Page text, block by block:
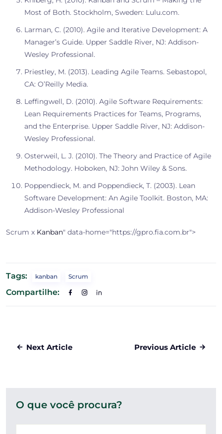
Most of Both. Stockholm, Sweden: Lulu.com.
Larman, C. (2010). Agile and Iterative Development: A
Manager’s Guide. Upper Saddle River, NJ: Addison-
Wesley Professional.
Priestley, M. (2013). Leading Agile Teams. Sebastopol,
CA: O’Reilly Media.
Leffingwell, D. (2010). Agile Software Requirements:
Lean Requirements Practices for Teams, Programs,
and the Enterprise. Upper Saddle River, NJ: Addison-
Wesley Professional.
Osterweil, L. J. (2010). The Theory and Practice of Agile
Methodology. Hoboken, NJ: John Wiley & Sons.
Poppendieck, M. and Poppendieck, T. (2003). Lean
Software Development: An Agile Toolkit. Boston, MA:
Addison-Wesley Professional
Scrum x Kanban" data-home="https://gpro.fia.com.br">
Tags: kanban Scrum
Compartilhe:
Next Article Previous Article
O que você procura?